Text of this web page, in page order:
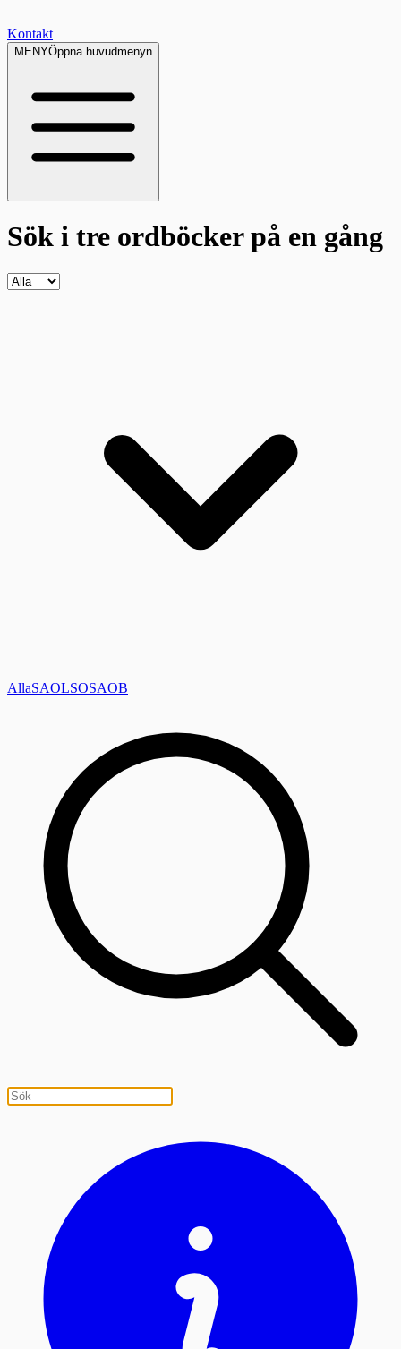
Kontakt
MENYÖppna huvudmenyn
Sök i tre ordböckerpå en gång
AllaSAOLSOSAOB